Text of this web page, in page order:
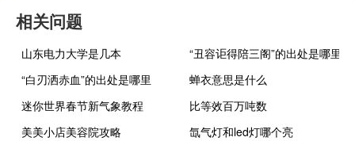
相关问题
山东电力大学是几本
“丑容讵得陪三阁”的出处是哪里
“白刃洒赤血”的出处是哪里
蝉衣意思是什么
迷你世界春节新气象教程
比等效百万吨数
美美小店美容院攻略
氙气灯和led灯哪个亮